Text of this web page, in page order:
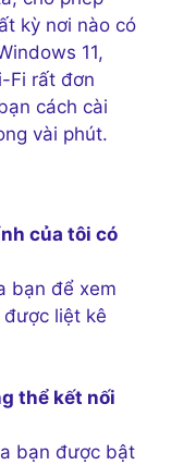
kỳ nơi nào có
11,
Fi rất đơn
cách cài
vài phút.
của tôi có
bạn để xem
liệt kê
thể kết nối
bạn được bật